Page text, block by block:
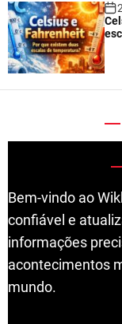
Bem-vindo ao
confiável e
informações
acontecimentos
mundo.